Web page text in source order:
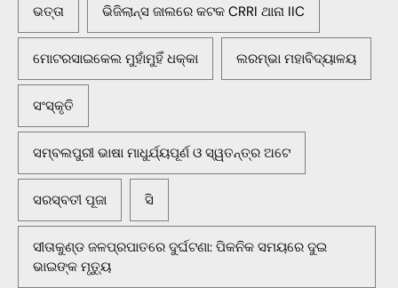
ଭତ୍ତା ଭିଜିଲାନ୍ସ ଜାଲରେ କଟକ CRRI ଥାନା IIC
ମୋଟରସାଇକେଲ ମୁହାଁମୁହିଁ ଧକ୍କା ଲରମ୍ଭା ମହାବିଦ୍ୟାଳୟ
ସଂସ୍କୃତି
ସମ୍ବଲପୁରୀ ଭାଷା ମାଧୁର୍ଯ୍ୟପୂର୍ଣ ଓ ସ୍ୱତନ୍ତ୍ର ଅଟେ
ସରସ୍ବତୀ ପୂଜା ସି
ସୀତାକୁଣ୍ଡ ଜଳପ୍ରପାତରେ ଦୁର୍ଘଟଣା: ପିକନିକ ସମୟରେ ଦୁଇ
ଭାଇଙ୍କ ମୃତ୍ୟୁ